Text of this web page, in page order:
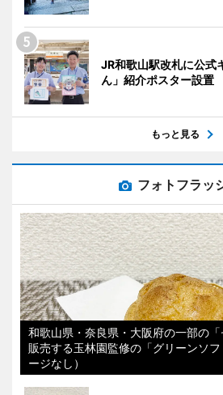
JR和歌山駅改札に公式
ん」紹介ポスター設置
もっと見る
フォトフラッ
和歌山県・奈良県・大阪府の一部の
販売する玉林園監修の「グリーンソ
ージなし）